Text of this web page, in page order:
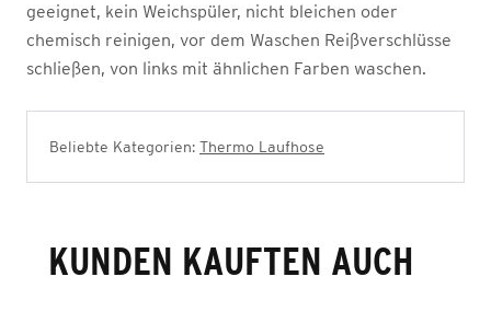
geeignet, kein Weichspüler, nicht bleichen oder
chemisch reinigen, vor dem Waschen Reißverschlüsse
schließen, von links mit ähnlichen Farben waschen.
Beliebte Kategorien: Thermo Laufhose
KUNDEN KAUFTEN AUCH